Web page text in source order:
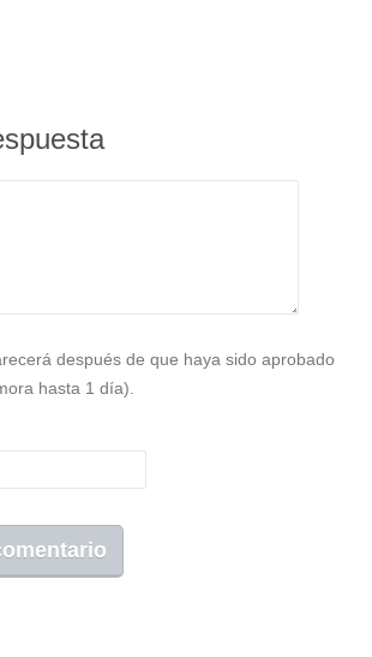
después de que haya sido aprobado
hasta 1 día).